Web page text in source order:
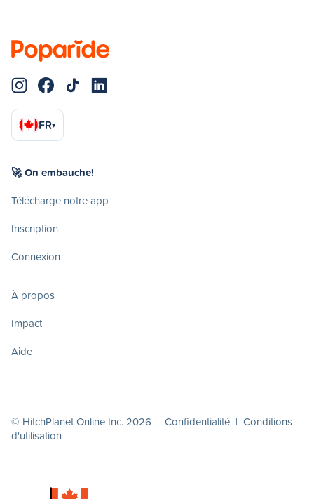
FR▾
🚀 On embauche!
Télécharge notre app
Inscription
Connexion
À propos
Impact
Aide
© HitchPlanet Online Inc. 2026 | Confidentialité | Conditions
d'utilisation